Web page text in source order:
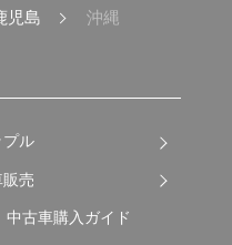
児島
沖縄
プル
販売
中古車購入ガイド